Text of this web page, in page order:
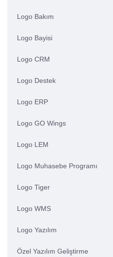
Logo Bakım
Logo Bayisi
Logo CRM
Logo Destek
Logo ERP
Logo GO Wings
Logo LEM
Logo Muhasebe Programı
Logo Tiger
Logo WMS
Logo Yazılım
Özel Yazılım Geliştirme